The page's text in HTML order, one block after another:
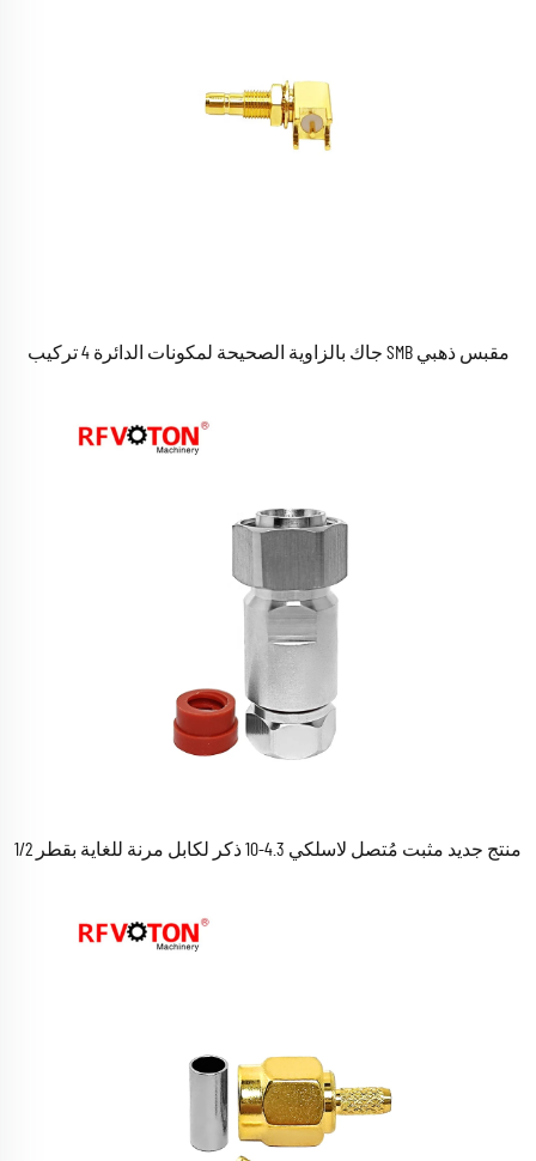
مقبس ذهبي SMB جاك بالزاوية الصحيحة لمكونات الدائرة 4 تركيب
منتج جديد مثبت مُتصل لاسلكي 4.3-10 ذكر لكابل مرنة للغاية بقطر 1/2